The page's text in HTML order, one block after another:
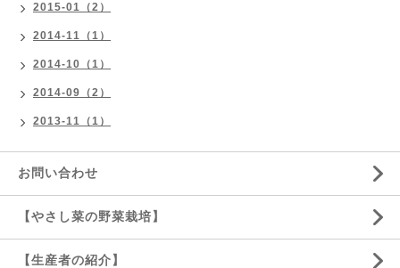
2015-01（2）
2014-11（1）
2014-10（1）
2014-09（2）
2013-11（1）
お問い合わせ
【やさし菜の野菜栽培】
【生産者の紹介】